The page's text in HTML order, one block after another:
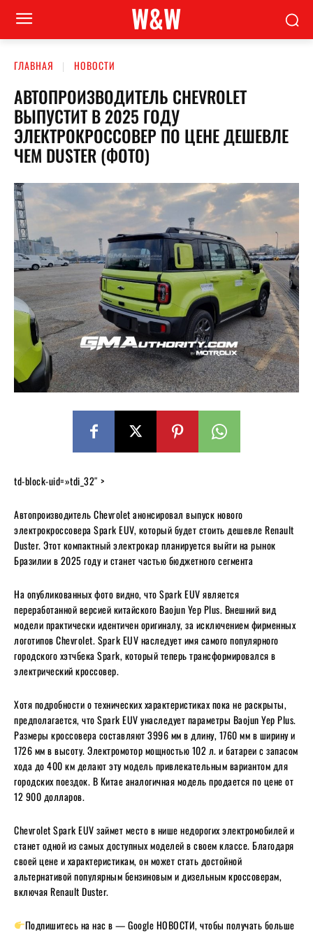
W&W
ГЛАВНАЯ НОВОСТИ
АВТОПРОИЗВОДИТЕЛЬ CHEVROLET
ВЫПУСТИТ В 2025 ГОДУ
ЭЛЕКТРОКРОССОВЕР ПО ЦЕНЕ ДЕШЕВЛЕ
ЧЕМ DUSTER (ФОТО)
td-block-uid=»tdi_32″ >
Автопроизводитель Chevrolet анонсировал выпуск нового
электрокроссовера Spark EUV, который будет стоить дешевле Renault
Duster. Этот компактный электрокар планируется выйти на рынок
Бразилии в 2025 году и станет частью бюджетного сегмента
На опубликованных фото видно, что Spark EUV является
переработанной версией китайского Baojun Yep Plus. Внешний вид
модели практически идентичен оригиналу, за исключением фирменных
логотипов Chevrolet. Spark EUV наследует имя самого популярного
городского хэтчбека Spark, который теперь трансформировался в
электрический кроссовер.
Хотя подробности о технических характеристиках пока не раскрыты,
предполагается, что Spark EUV унаследует параметры Baojun Yep Plus.
Размеры кроссовера составляют 3996 мм в длину, 1760 мм в ширину и
1726 мм в высоту. Электромотор мощностью 102 л. и батареи с запасом
хода до 400 км делают эту модель привлекательным вариантом для
городских поездок. В Китае аналогичная модель продается по цене от
12 900 долларов.
Chevrolet Spark EUV займет место в нише недорогих электромобилей и
станет одной из самых доступных моделей в своем классе. Благодаря
своей цене и характеристикам, он может стать достойной
альтернативой популярным бензиновым и дизельным кроссоверам,
включая Renault Duster.
Подпишитесь на нас в — Google НОВОСТИ, чтобы получать больше